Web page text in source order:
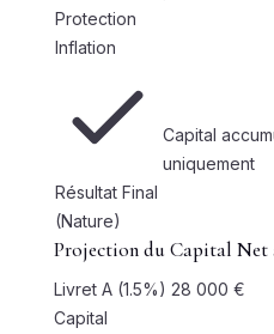
Protection
Inflation
Résultat Final
(Nature)
Capital
uniquement
Projection du Capital Net
Livret A (1.5%) 28 000 €
Capital